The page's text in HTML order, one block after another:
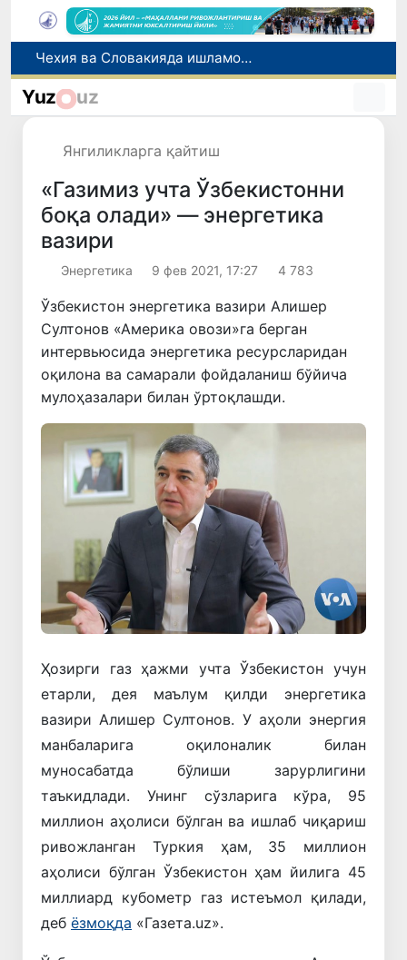
Боланинг фамилиясига отасининг исмини беришга рухсат берилади
Беҳруз Каримов фаолиятини Швейцариянинг «Лугано» клубида давом эттиради
Yuz uz
Янгиликларга қайтиш
«Газимиз учта Ўзбекистонни
боқа олади» — энергетика
вазири
Энергетика 9 фев 2021, 17:27 4 783
Ўзбекистон энергетика вазири Алишер
Султонов «Америка овози»га берган
интервьюсида энергетика ресурсларидан
оқилона ва самарали фойдаланиш бўйича
мулоҳазалари билан ўртоқлашди.
Ҳозирги газ ҳажми учта Ўзбекистон учун
етарли, дея маълум қилди энергетика
вазири Алишер Султонов. У аҳоли энергия
манбаларига оқилоналик билан
муносабатда бўлиши зарурлигини
таъкидлади. Унинг сўзларига кўра, 95
миллион аҳолиси бўлган ва ишлаб чиқариш
ривожланган Туркия ҳам, 35 миллион
аҳолиси бўлган Ўзбекистон ҳам йилига 45
миллиард кубометр газ истеъмол қилади,
деб ёзмоқда «Газета.uz».